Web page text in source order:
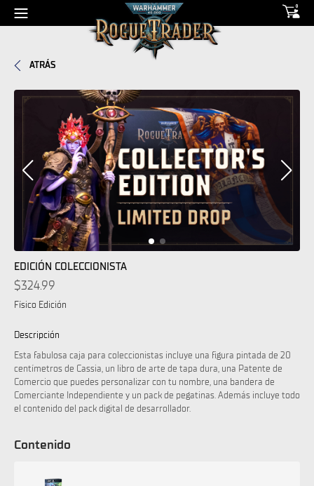
0
ATRÁS
EDICIÓN COLECCIONISTA
$324.99
Físico Edición
Descripción
Esta fabulosa caja para coleccionistas incluye una figura pintada de 20
centímetros de Cassia, un libro de arte de tapa dura, una Patente de
Comercio que puedes personalizar con tu nombre, una bandera de
Comerciante Independiente y un pack de pegatinas. Además incluye todo
el contenido del pack digital de desarrollador.
Contenido